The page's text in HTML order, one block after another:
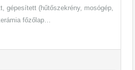
gépesített (hűtőszekrény, mosógép,
főzőlap…